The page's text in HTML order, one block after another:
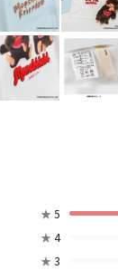
★ 5
★ 4
★ 3